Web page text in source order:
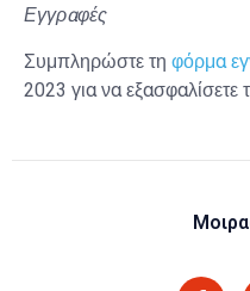
Εγγραφές
Συμπληρώστε τη φόρμα
2023 για να εξασφαλίσετε